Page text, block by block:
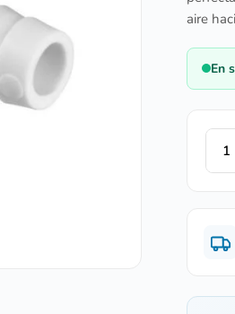
aire
En